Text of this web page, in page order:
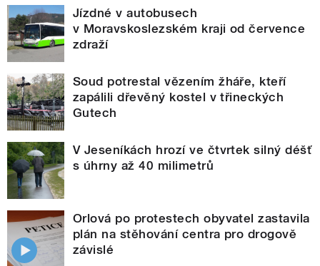
Jízdné v autobusech
v Moravskoslezském kraji od července
zdraží
Soud potrestal vězením žháře, kteří
zapálili dřevěný kostel v třineckých
Gutech
V Jeseníkách hrozí ve čtvrtek silný déšť
s úhrny až 40 milimetrů
Orlová po protestech obyvatel zastavila
plán na stěhování centra pro drogově
závislé